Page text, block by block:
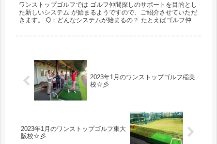
ワンストップゴルフでは ゴルフ仲間探しのサポートを目的とし
た新しいシステム が始まるようですので、ご紹介させていただ
きます。 Q：どんなシステムが始まるの？ たとえばゴルフ仲間
2023年1月のワンストップゴルフ稲美
校☆彡
2023年1月のワンストップゴルフ東大
阪校☆彡